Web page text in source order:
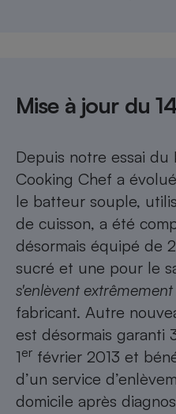
Mise à jour du
Depuis notre essai
Cooking Chef a
le batteur souple,
de cuisson, a été
désormais équipé de
sucré et une pour le
s'enlèvent
fabricant. Autre
est désormais garanti
1er février 2013 et
d’un service
domicile après